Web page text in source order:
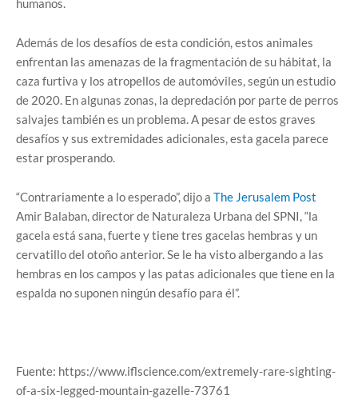
humanos.
Además de los desafíos de esta condición, estos animales
enfrentan las amenazas de la fragmentación de su hábitat, la
caza furtiva y los atropellos de automóviles, según un estudio
de 2020. En algunas zonas, la depredación por parte de perros
salvajes también es un problema. A pesar de estos graves
desafíos y sus extremidades adicionales, esta gacela parece
estar prosperando.
“Contrariamente a lo esperado”, dijo a The Jerusalem Post
Amir Balaban, director de Naturaleza Urbana del SPNI, “la
gacela está sana, fuerte y tiene tres gacelas hembras y un
cervatillo del otoño anterior. Se le ha visto albergando a las
hembras en los campos y las patas adicionales que tiene en la
espalda no suponen ningún desafío para él”.
Fuente: https://www.iflscience.com/extremely-rare-sighting-
of-a-six-legged-mountain-gazelle-73761